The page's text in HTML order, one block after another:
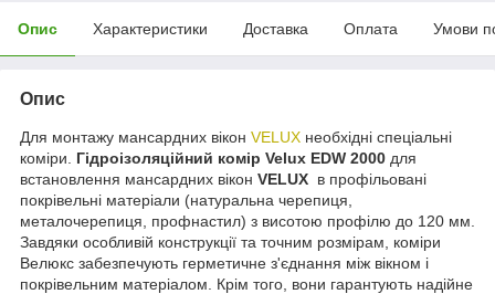
Опис Характеристики Доставка Оплата Умови
Опис
Для монтажу мансардних вікон VELUX необхідні спеціальні
коміри. Гідроізоляційний комір Velux EDW 2000 для
встановлення мансардних вікон VELUX в профільовані
покрівельні матеріали (натуральна черепиця,
металочерепиця, профнастил) з висотою профілю до 120 мм.
Завдяки особливій конструкції та точним розмірам, коміри
Велюкс забезпечують герметичне з'єднання між вікном і
покрівельним матеріалом. Крім того, вони гарантують надійне